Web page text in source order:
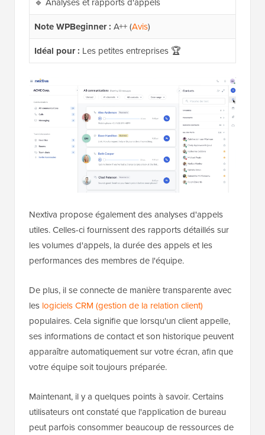
Note WPBeginner : A++ (Avis)
Idéal pour : Les petites entreprises 🏆
Nextiva propose également des analyses d'appels
utiles. Celles-ci fournissent des rapports détaillés sur
les volumes d'appels, la durée des appels et les
performances des membres de l'équipe.
De plus, il se connecte de manière transparente avec
les logiciels CRM (gestion de la relation client)
populaires. Cela signifie que lorsqu'un client appelle,
ses informations de contact et son historique peuvent
apparaître automatiquement sur votre écran, afin que
votre équipe soit toujours préparée.
Maintenant, il y a quelques points à savoir. Certains
utilisateurs ont constaté que l'application de bureau
peut parfois consommer beaucoup de ressources de